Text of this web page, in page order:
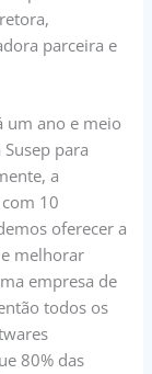
parceira e
um ano e meio
para
a
10
oferecer a
melhorar
empresa de
todos os
80% das